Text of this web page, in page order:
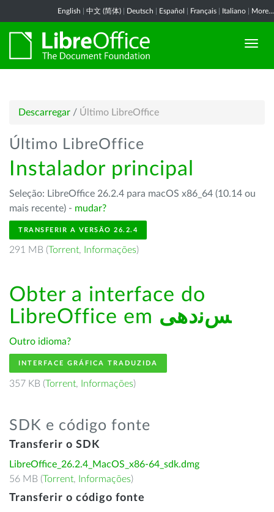
English 中文 (简体) Deutsch Español Français Italiano More...
Descarregar / Último LibreOffice
Último LibreOffice
Instalador principal
Seleção: LibreOffice 26.2.4 para macOS x86_64 (10.14 ou
mais recente) - mudar?
TRANSFERIR A VERSÃO 26.2.4
291 MB (Torrent, Informações)
Obter a interface do
LibreOffice em ﺲﻧﺩھی
Outro idioma?
INTERFACE GRÁFICA TRADUZIDA
357 KB (Torrent, Informações)
SDK e código fonte
Transferir o SDK
LibreOffice_26.2.4_MacOS_x86-64_sdk.dmg
56 MB (Torrent, Informações)
Transferir o código fonte